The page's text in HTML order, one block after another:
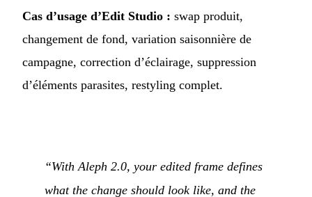
Cas d’usage d’Edit Studio : swap produit,
changement de fond, variation saisonnière de
campagne, correction d’éclairage, suppression
d’éléments parasites, restyling complet.
“With Aleph 2.0, your edited frame defines
what the change should look like, and the